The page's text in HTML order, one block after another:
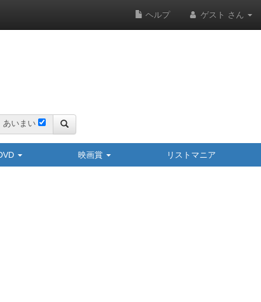
ヘルプ ゲスト さん
あいまい
映画賞 リストマニア